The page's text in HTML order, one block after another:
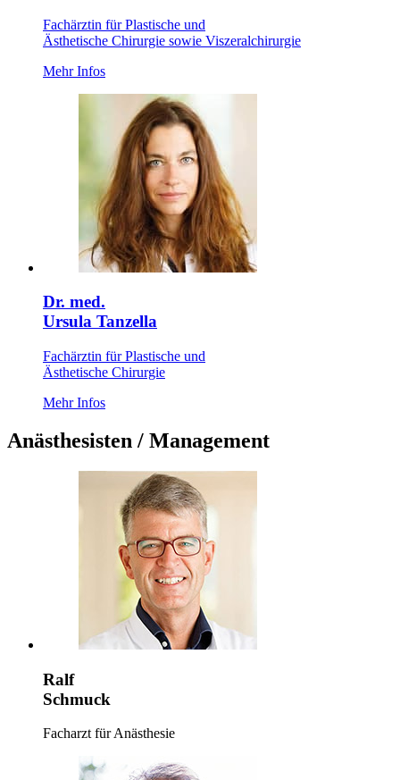
Fachärztin für Plastische und
Ästhetische Chirurgie sowie Viszeralchirurgie
Mehr Infos
Dr. med.
Ursula Tanzella
Fachärztin für Plastische und
Ästhetische Chirurgie
Mehr Infos
Anästhesisten / Management
Ralf
Schmuck
Facharzt für Anästhesie